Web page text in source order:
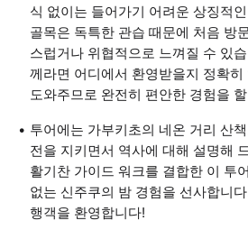
식 없이는 들어가기 어려운 상징적
골목은 독특한 관습 때문에 처음 방
스럽거나 위협적으로 느껴질 수 있
께라면 어디에서 환영받을지 정확
도와주므로 완전히 편안한 경험을
투어에는 가부키초의 네온 거리 산
전을 지키면서 역사에 대해 설명해
활기찬 가이드 워크를 결합한 이 투
없는 신주쿠의 밤 경험을 선사합니
행객을 환영합니다!